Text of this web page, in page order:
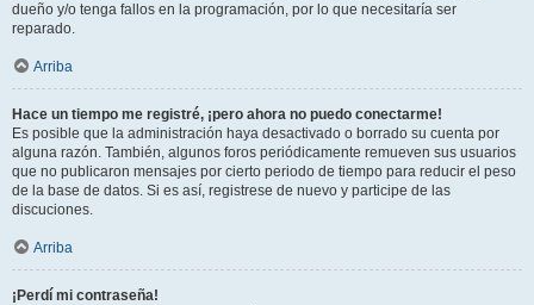
dueño y/o tenga fallos en la programación, por lo que necesitaría ser
reparado.
Arriba
Hace un tiempo me registré, ¡pero ahora no puedo conectarme!
Es posible que la administración haya desactivado o borrado su cuenta por
alguna razón. También, algunos foros periódicamente remueven sus usuarios
que no publicaron mensajes por cierto periodo de tiempo para reducir el peso
de la base de datos. Si es así, registrese de nuevo y participe de las
discuciones.
Arriba
¡Perdí mi contraseña!